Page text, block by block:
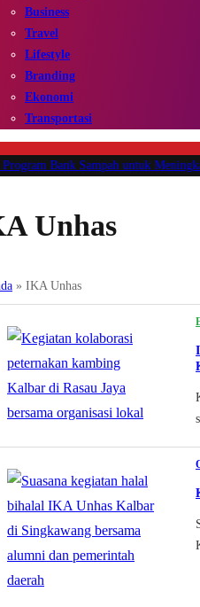
Business
Travel
Lifestyle
Branding
Ekonomi
Transportasi
Bank Sampah untuk Meningkatkan
Unhas
» IKA Unhas